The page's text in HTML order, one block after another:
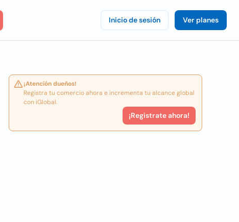
Inicio de sesión Ver planes
¡Atención dueños!
Registra tu comercio ahora e incrementa tu alcance global
con iGlobal.
¡Registrate ahora!